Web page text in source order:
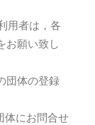
用者は，各
お願い致し
団体の登録
体にお問合せ